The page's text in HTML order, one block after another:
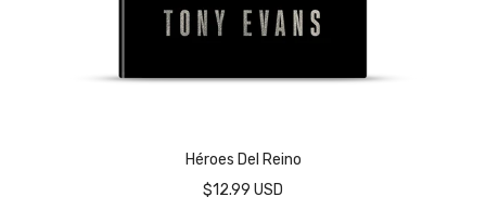
Héroes Del Reino
$12.99 USD